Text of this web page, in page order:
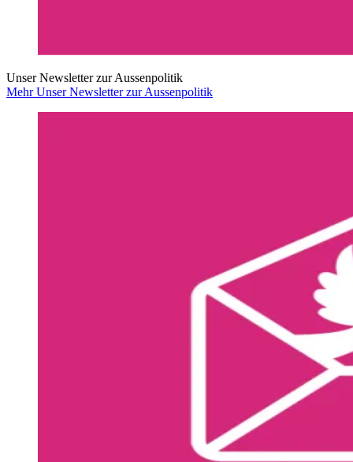
Unser Newsletter zur Aussenpolitik
Mehr Unser Newsletter zur Aussenpolitik